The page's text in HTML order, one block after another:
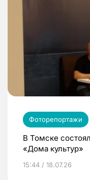
Фоторепортажи
В Томске
«Дома культур»
15:44 / 18.07.26